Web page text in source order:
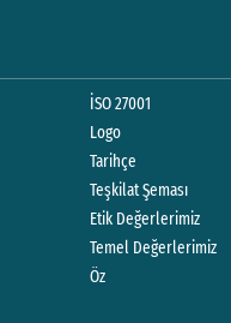
İSO 27001
Logo
Tarihçe
Teşkilat Şeması
Etik Değerlerimiz
Temel Değerlerimiz
Öz